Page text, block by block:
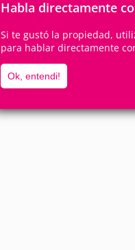
Habla directamente
Si te gustó la propiedad,
para hablar directamente
Ok, entendi!
Descripción